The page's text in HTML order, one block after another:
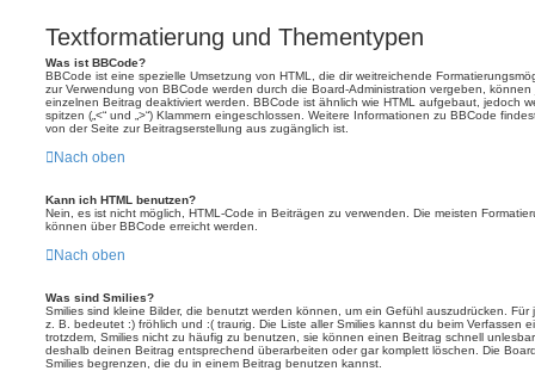
Textformatierung und Thementypen
Was ist BBCode?
BBCode ist eine spezielle Umsetzung von HTML, die dir weitreichende
zur Verwendung von BBCode werden durch die Board-Administration vergeben,
einzelnen Beitrag deaktiviert werden. BBCode ist ähnlich wie HTML aufgebaut, jedoch
spitzen („<“ und „>“) Klammern eingeschlossen. Weitere Informationen zu BBCode
von der Seite zur Beitragserstellung aus zugänglich ist.
Nach oben
Kann ich HTML benutzen?
Nein, es ist nicht möglich, HTML-Code in Beiträgen zu verwenden. Die meisten
können über BBCode erreicht werden.
Nach oben
Was sind Smilies?
Smilies sind kleine Bilder, die benutzt werden können, um ein Gefühl auszudrücken.
z. B. bedeutet :) fröhlich und :( traurig. Die Liste aller Smilies kannst du beim Verfassen
trotzdem, Smilies nicht zu häufig zu benutzen, sie können einen Beitrag schnell
deshalb deinen Beitrag entsprechend überarbeiten oder gar komplett löschen. Die
Smilies begrenzen, die du in einem Beitrag benutzen kannst.